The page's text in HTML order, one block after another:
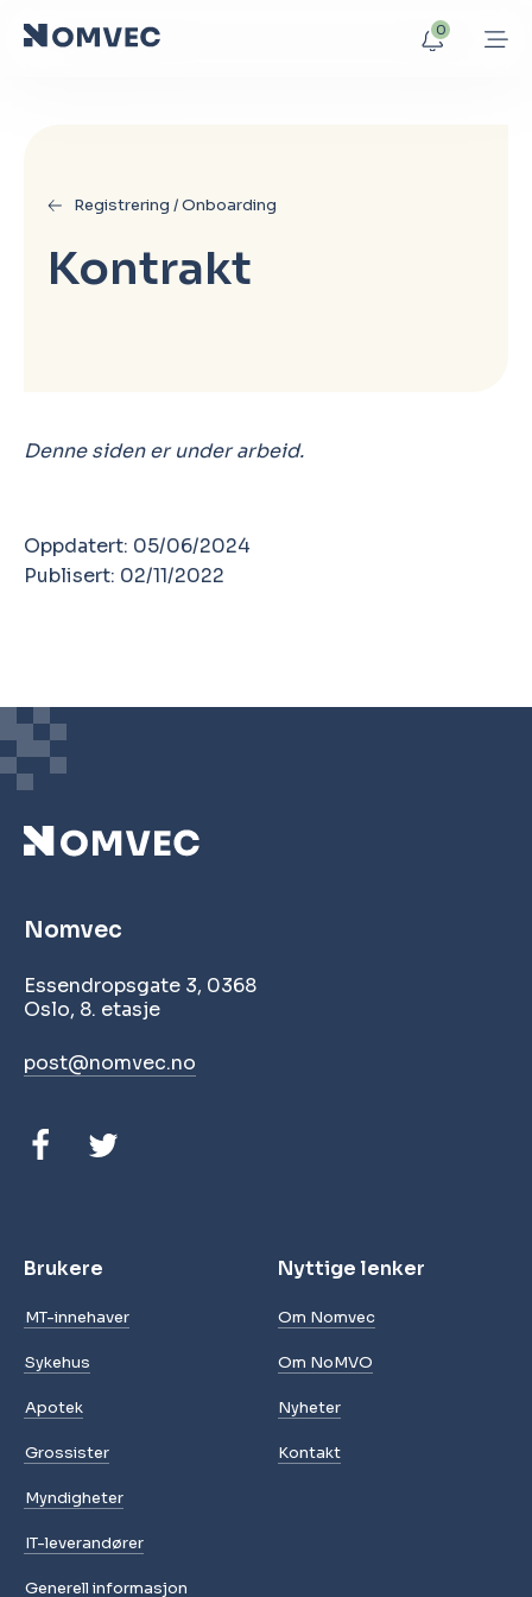
0
Registrering / Onboarding
Kontrakt
Denne siden er under arbeid.
Oppdatert: 05/06/2024
Publisert: 02/11/2022
Nomvec
Essendropsgate 3, 0368
Oslo, 8. etasje
post@nomvec.no
Brukere
MT-innehaver
Sykehus
Apotek
Grossister
Myndigheter
IT-leverandører
Generell informasjon
Nyttige lenker
Om Nomvec
Om NoMVO
Nyheter
Kontakt